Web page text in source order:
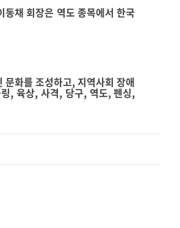
동채 회장은 역도 종목에서 한국
문화를 조성하고,지역사회 장애
,육상, 사격, 당구, 역도,펜싱,